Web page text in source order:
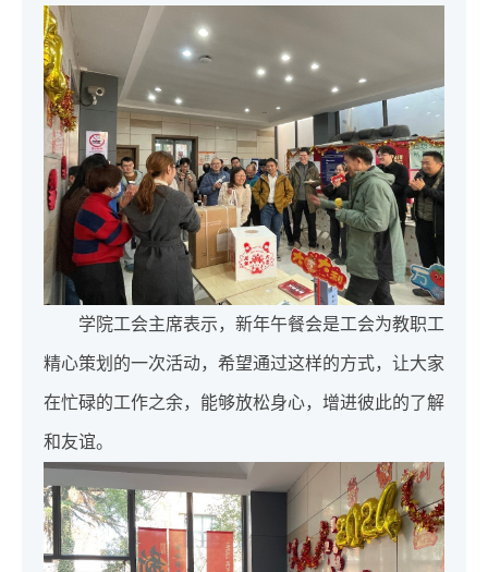
学院工会主席表示，新年午餐会是工会为教职工
精心策划的一次活动，希望通过这样的方式，让大家
在忙碌的工作之余，能够放松身心，增进彼此的了解
和友谊。